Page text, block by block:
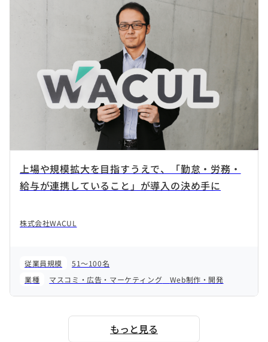
上場や規模拡大を目指すうえで、「勤怠・労務・
給与が連携していること」が導入の決め手に
株式会社WACUL
従業員規模
51～100名
業種
マスコミ・広告・マーケティング Web制作・開発
もっと見る